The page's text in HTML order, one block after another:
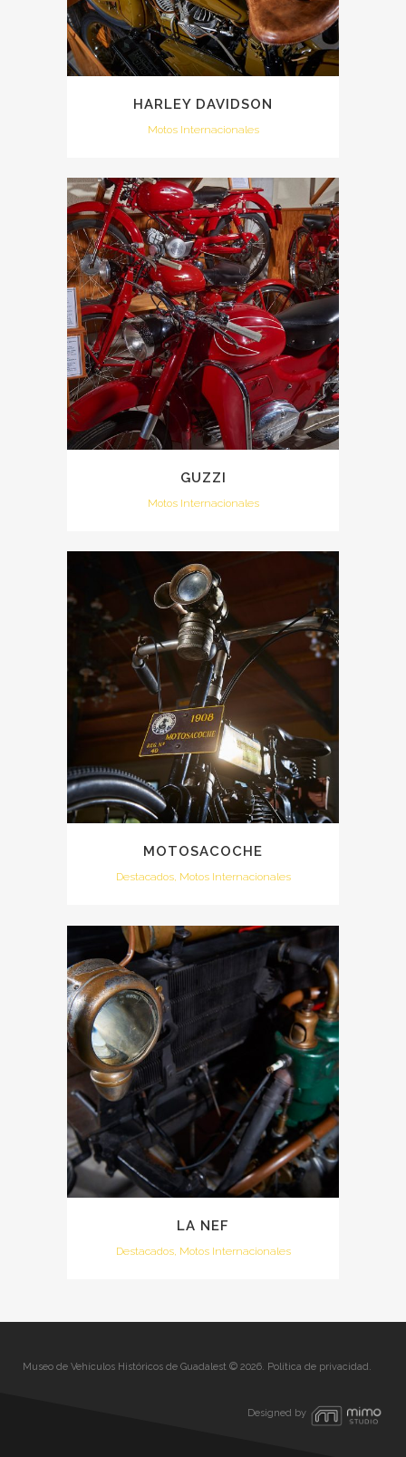
HARLEY DAVIDSON
Motos Internacionales
GUZZI
Motos Internacionales
MOTOSACOCHE
Destacados, Motos Internacionales
LA NEF
Destacados, Motos Internacionales
Museo de Vehículos Históricos de Guadalest © 2026. Política de privacidad.
Designed by